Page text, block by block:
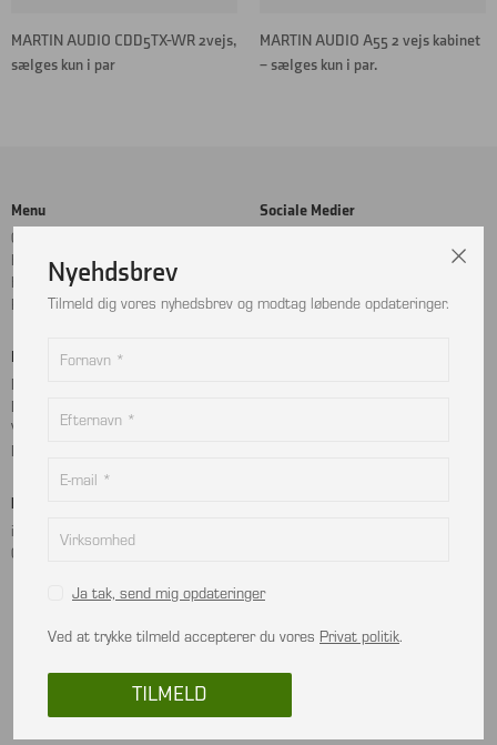
MARTIN AUDIO CDD5TX-WR 2vejs,
sælges kun i par
MARTIN AUDIO A55 2 vejs kabinet
– sælges kun i par.
Menu
Cookie- og privatlivspolitik
Handelsbetingelser
Kontakt
Returnering
Sociale Medier
Betalingskort
MobilePay
Dankort
Visa
Mastercard
Kontakt
info@viptec.dk
CVR: 27527213
Nyehdsbrev
Tilmeld dig vores nyhedsbrev og modtag løbende opdateringer.
Ja tak, send mig opdateringer
Ved at trykke tilmeld accepterer du vores Privat politik.
TILMELD